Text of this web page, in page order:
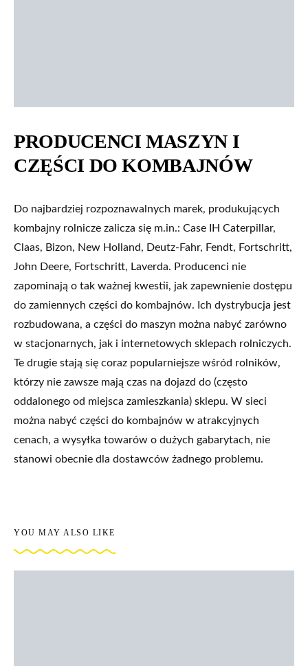
PRODUCENCI MASZYN I
CZĘŚCI DO KOMBAJNÓW
Do najbardziej rozpoznawalnych marek, produkujących
kombajny rolnicze zalicza się m.in.: Case IH Caterpillar,
Claas, Bizon, New Holland, Deutz-Fahr, Fendt, Fortschritt,
John Deere, Fortschritt, Laverda. Producenci nie
zapominają o tak ważnej kwestii, jak zapewnienie dostępu
do zamiennych części do kombajnów. Ich dystrybucja jest
rozbudowana, a części do maszyn można nabyć zarówno
w stacjonarnych, jak i internetowych sklepach rolniczych.
Te drugie stają się coraz popularniejsze wśród rolników,
którzy nie zawsze mają czas na dojazd do (często
oddalonego od miejsca zamieszkania) sklepu. W sieci
można nabyć części do kombajnów w atrakcyjnych
cenach, a wysyłka towarów o dużych gabarytach, nie
stanowi obecnie dla dostawców żadnego problemu.
YOU MAY ALSO LIKE